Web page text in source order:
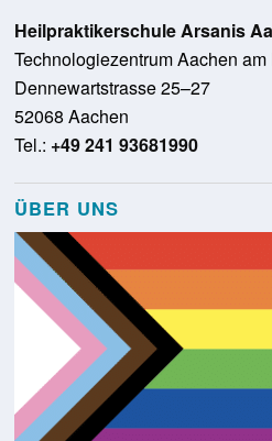
Heilpraktikerschule Arsanis
Technologiezentrum Aachen
Dennewartstrasse 25–27
52068 Aachen
Tel.: +49 241 93681990
ÜBER UNS
Team
Stellenangebote
Presse
Schulungsraumvermietung
Glossar
Kontakt